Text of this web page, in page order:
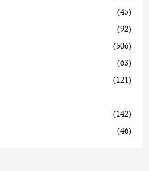
(45)
(92)
(506)
(63)
(121)
(142)
(46)